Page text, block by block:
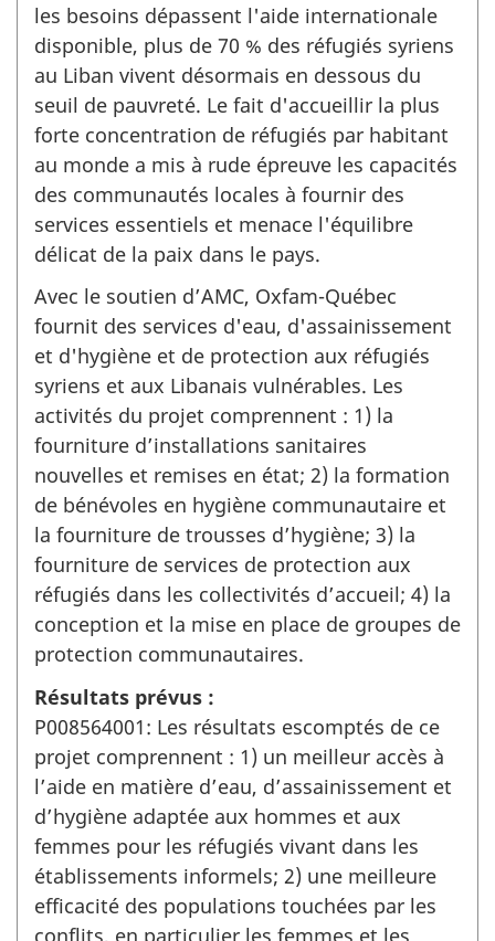
les besoins dépassent l'aide internationale
disponible, plus de 70 % des réfugiés syriens
au Liban vivent désormais en dessous du
seuil de pauvreté. Le fait d'accueillir la plus
forte concentration de réfugiés par habitant
au monde a mis à rude épreuve les capacités
des communautés locales à fournir des
services essentiels et menace l'équilibre
délicat de la paix dans le pays.
Avec le soutien d’AMC, Oxfam-Québec
fournit des services d'eau, d'assainissement
et d'hygiène et de protection aux réfugiés
syriens et aux Libanais vulnérables. Les
activités du projet comprennent : 1) la
fourniture d’installations sanitaires
nouvelles et remises en état; 2) la formation
de bénévoles en hygiène communautaire et
la fourniture de trousses d’hygiène; 3) la
fourniture de services de protection aux
réfugiés dans les collectivités d’accueil; 4) la
conception et la mise en place de groupes de
protection communautaires.
Résultats prévus :
P008564001: Les résultats escomptés de ce
projet comprennent : 1) un meilleur accès à
l’aide en matière d’eau, d’assainissement et
d’hygiène adaptée aux hommes et aux
femmes pour les réfugiés vivant dans les
établissements informels; 2) une meilleure
efficacité des populations touchées par les
conflits, en particulier les femmes et les